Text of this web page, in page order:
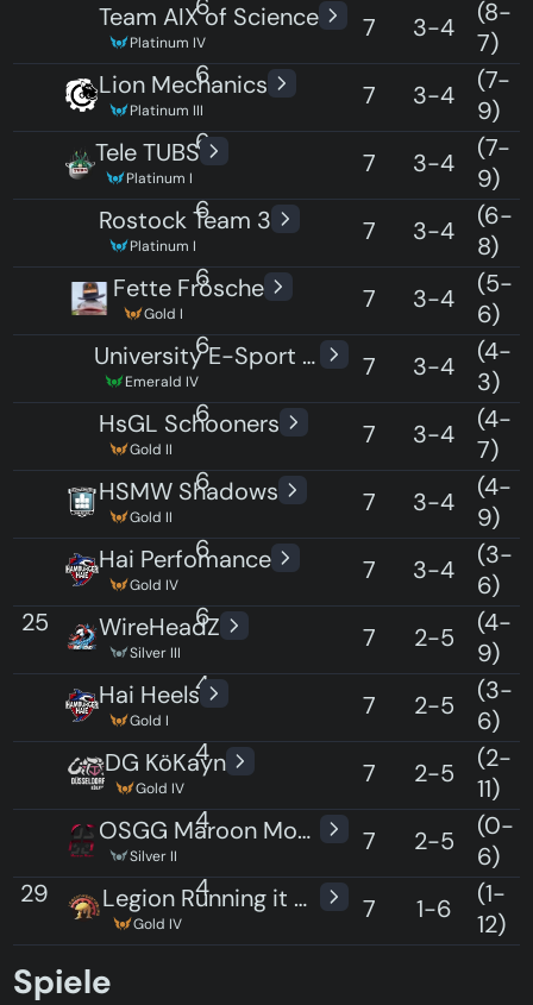
Team AIX of Science
Platinum IV 7 3-4
(8-
7)
6
Lion Mechanics
Platinum III 7 3-4
(7-
9)
6
Tele TUBS
Platinum I 7 3-4
(7-
9)
6
Rostock Team 3
Platinum I 7 3-4
(6-
8)
6
Fette Frösche
Gold I 7 3-4
(5-
6)
6
University E-Sport Saar 2
Emerald IV 7 3-4
(4-
3)
6
HsGL Schooners
Gold II 7 3-4
(4-
7)
6
HSMW Shadows
Gold II 7 3-4
(4-
9)
6
Hai Perfomance
Gold IV 7 3-4
(3-
6)
6
25 WireHeadZ
Silver III 7 2-5
(4-
9)
4
Hai Heels
Gold I 7 2-5
(3-
6)
4
DG KöKayn
Gold IV 7 2-5
(2-
11)
4
OSGG Maroon Moon
Silver II 7 2-5
(0-
6)
4
29 Legion Running it down
Gold IV 7 1-6
(1-
12)
2
Spiele